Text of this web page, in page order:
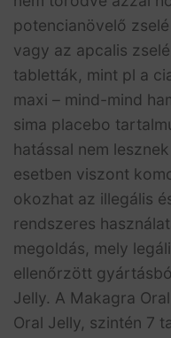
potencianövelő
vagy az apcalis
tabletták, mint pl a
maxi – mind-mind
sima placebo
hatással nem
esetben viszont
okozhat az illegális
rendszeres
megoldás, mely
ellenőrzött
Jelly. A Makagra
Oral Jelly, szintén 7